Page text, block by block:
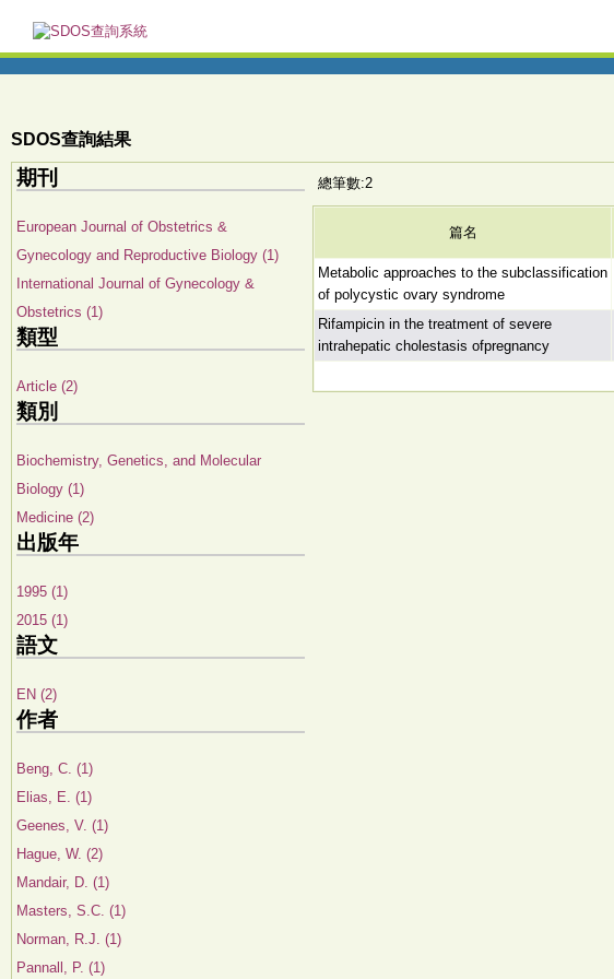
SDOS查詢結果
期刊
European Journal of Obstetrics &
Gynecology and Reproductive Biology (1)
International Journal of Gynecology &
Obstetrics (1)
類型
Article (2)
類別
Biochemistry, Genetics, and Molecular
Biology (1)
Medicine (2)
出版年
1995 (1)
2015 (1)
語文
EN (2)
作者
Beng, C. (1)
Elias, E. (1)
Geenes, V. (1)
Hague, W. (2)
Mandair, D. (1)
Masters, S.C. (1)
Norman, R.J. (1)
Pannall, P. (1)
總筆數:2
篇名
Metabolic approaches to the subclassification
of polycystic ovary syndrome
Rifampicin in the treatment of severe
intrahepatic cholestasis ofpregnancy